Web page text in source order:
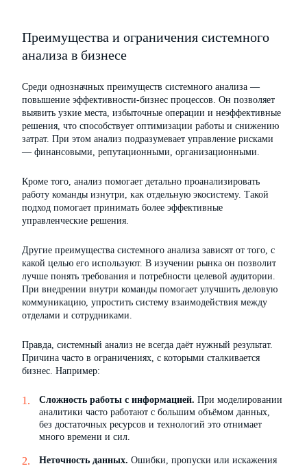
Преимущества и ограничения системного
анализа в бизнесе
Среди однозначных преимуществ системного анализа —
повышение эффективности-бизнес процессов. Он позволяет
выявить узкие места, избыточные операции и неэффективные
решения, что способствует оптимизации работы и снижению
затрат. При этом анализ подразумевает управление рисками
— финансовыми, репутационными, организационными.
Кроме того, анализ помогает детально проанализировать
работу команды изнутри, как отдельную экосистему. Такой
подход помогает принимать более эффективные
управленческие решения.
Другие преимущества системного анализа зависят от того, с
какой целью его используют. В изучении рынка он позволит
лучше понять требования и потребности целевой аудитории.
При внедрении внутри команды помогает улучшить деловую
коммуникацию, упростить систему взаимодействия между
отделами и сотрудниками.
Правда, системный анализ не всегда даёт нужный результат.
Причина часто в ограничениях, с которыми сталкивается
бизнес. Например:
Сложность работы с информацией. При моделировании
аналитики часто работают с большим объёмом данных,
без достаточных ресурсов и технологий это отнимает
много времени и сил.
Неточность данных. Ошибки, пропуски или искажения